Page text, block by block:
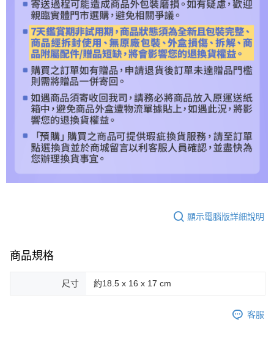
顯示電腦版詳細說明
商品規格
尺寸 約18.5 x 16 x 17 cm
客服